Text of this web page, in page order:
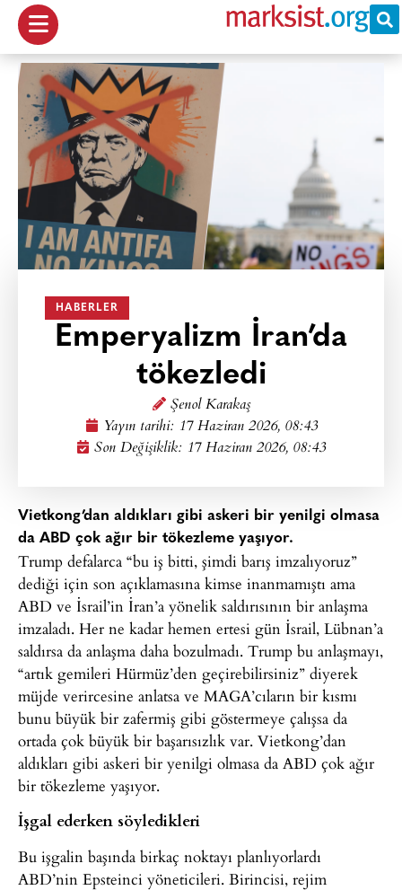
HABERLER
Emperyalizm İran’da
tökezledi
Şenol Karakaş
Yayın tarihi: 17 Haziran 2026, 08:43
Son Değişiklik: 17 Haziran 2026, 08:43
Vietkong’dan aldıkları gibi askeri bir yenilgi olmasa
da ABD çok ağır bir tökezleme yaşıyor.
Trump defalarca “bu iş bitti, şimdi barış imzalıyoruz”
dediği için son açıklamasına kimse inanmamıştı ama
ABD ve İsrail’in İran’a yönelik saldırısının bir anlaşma
imzaladı. Her ne kadar hemen ertesi gün İsrail, Lübnan’a
saldırsa da anlaşma daha bozulmadı. Trump bu anlaşmayı,
“artık gemileri Hürmüz’den geçirebilirsiniz” diyerek
müjde verircesine anlatsa ve MAGA’cıların bir kısmı
bunu büyük bir zafermiş gibi göstermeye çalışsa da
ortada çok büyük bir başarısızlık var. Vietkong’dan
aldıkları gibi askeri bir yenilgi olmasa da ABD çok ağır
bir tökezleme yaşıyor.
İşgal ederken söyledikleri
Bu işgalin başında birkaç noktayı planlıyorlardı
ABD’nin Epsteinci yöneticileri. Birincisi, rejim